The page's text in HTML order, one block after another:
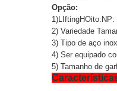
Opção:
1)L IftingHOito:
2) Variedade
3) Tipo de aço
4) Ser equipado
5) Tamanho de